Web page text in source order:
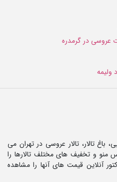
عروسی در گرمدره
ولیمه
باغ تالار، تالار عروسی در تهران می
منو و تخفیف های مختلف تالارها را
آنلاین قیمت های آنها را مشاهده